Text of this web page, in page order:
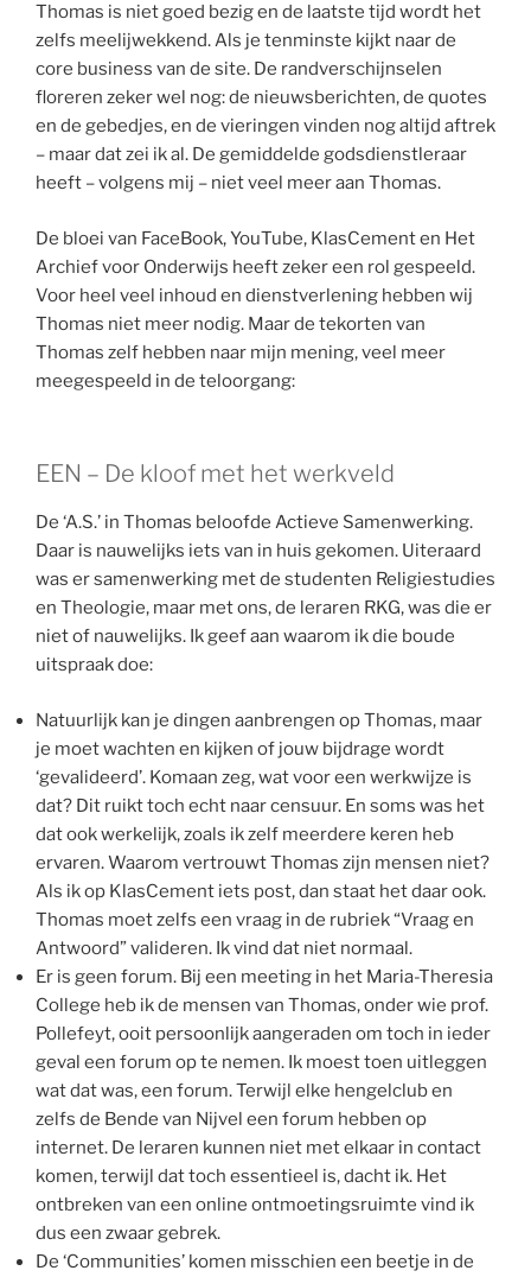
Thomas is niet goed bezig en de laatste tijd wordt het
zelfs meelijwekkend. Als je tenminste kijkt naar de
core business van de site. De randverschijnselen
floreren zeker wel nog: de nieuwsberichten, de quotes
en de gebedjes, en de vieringen vinden nog altijd aftrek
– maar dat zei ik al. De gemiddelde godsdienstleraar
heeft – volgens mij – niet veel meer aan Thomas.
De bloei van FaceBook, YouTube, KlasCement en Het
Archief voor Onderwijs heeft zeker een rol gespeeld.
Voor heel veel inhoud en dienstverlening hebben wij
Thomas niet meer nodig. Maar de tekorten van
Thomas zelf hebben naar mijn mening, veel meer
meegespeeld in de teloorgang:
EEN – De kloof met het werkveld
De ‘A.S.’ in Thomas beloofde Actieve Samenwerking.
Daar is nauwelijks iets van in huis gekomen. Uiteraard
was er samenwerking met de studenten Religiestudies
en Theologie, maar met ons, de leraren RKG, was die er
niet of nauwelijks. Ik geef aan waarom ik die boude
uitspraak doe:
Natuurlijk kan je dingen aanbrengen op Thomas, maar
je moet wachten en kijken of jouw bijdrage wordt
‘gevalideerd’. Komaan zeg, wat voor een werkwijze is
dat? Dit ruikt toch echt naar censuur. En soms was het
dat ook werkelijk, zoals ik zelf meerdere keren heb
ervaren. Waarom vertrouwt Thomas zijn mensen niet?
Als ik op KlasCement iets post, dan staat het daar ook.
Thomas moet zelfs een vraag in de rubriek “Vraag en
Antwoord” valideren. Ik vind dat niet normaal.
Er is geen forum. Bij een meeting in het Maria-Theresia
College heb ik de mensen van Thomas, onder wie prof.
Pollefeyt, ooit persoonlijk aangeraden om toch in ieder
geval een forum op te nemen. Ik moest toen uitleggen
wat dat was, een forum. Terwijl elke hengelclub en
zelfs de Bende van Nijvel een forum hebben op
internet. De leraren kunnen niet met elkaar in contact
komen, terwijl dat toch essentieel is, dacht ik. Het
ontbreken van een online ontmoetingsruimte vind ik
dus een zwaar gebrek.
De ‘Communities’ komen misschien een beetje in de